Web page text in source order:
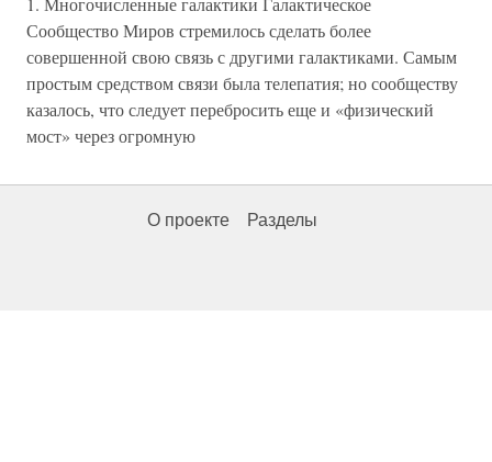
Сообщество Миров стремилось сделать более
совершенной свою связь с другими галактиками. Самым
простым средством связи была телепатия; но сообществу
казалось, что следует перебросить еще и «физический
мост» через огромную
О проекте Разделы